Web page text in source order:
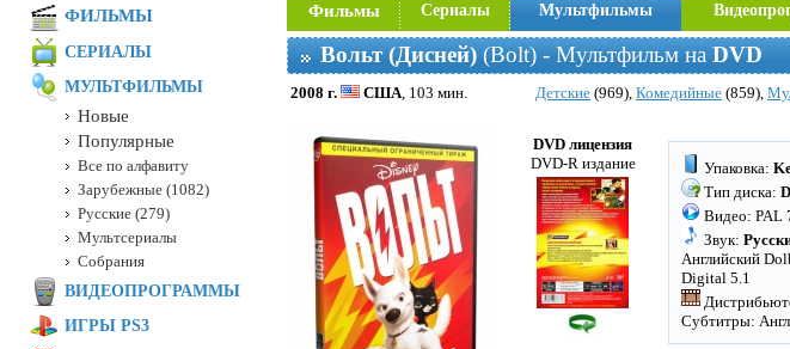
Фильмы Сериалы Мультфильмы
Вольт (Дисней) (Bolt) - Мультфильм на DVD
2008 г. США, 103 мин. Детские (969), Комедийные (859),
DVD лицензия
DVD-R издание
Упаковка:
Тип диска:
Видео: PAL
Звук:
Английский
Digital 5.1
Субтитры:
ФИЛЬМЫ
СЕРИАЛЫ
МУЛЬТФИЛЬМЫ
Новые
Популярные
Все по алфавиту
Зарубежные (1082)
Русские (279)
Мультсериалы
Собрания
ВИДЕОПРОГРАММЫ
ИГРЫ PS3